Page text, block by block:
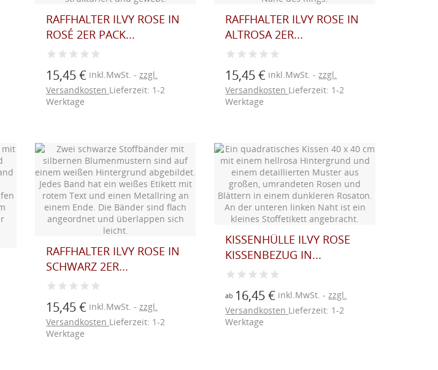
RAFFHALTER ILVY ROSE IN
ROSÉ 2ER PACK...
15,45 € inkl.MwSt.
zzgl.
Versandkosten Lieferzeit: 1-2
Werktage
RAFFHALTER ILVY ROSE IN
ALTROSA 2ER...
15,45 € inkl.MwSt. zzgl.
Versandkosten Lieferzeit: 1-2
Werktage
RAFFHALTER ILVY ROSE IN
SCHWARZ 2ER...
15,45 € inkl.MwSt.
zzgl.
Versandkosten Lieferzeit: 1-2
Werktage
KISSENHÜLLE ILVY ROSE
KISSENBEZUG IN...
ab 16,45 € inkl.MwSt. zzgl.
Versandkosten Lieferzeit: 1-2
Werktage